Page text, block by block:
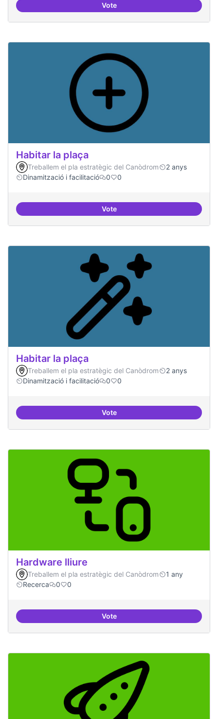
VoteGrupos de trabajo para impulsar
Habitar la plaça
Treballem el pla estratègic del Canòdrom
2 anys
Dinamització i facilitació
0 0
VoteHabitar la plaça
Habitar la plaça
Treballem el pla estratègic del Canòdrom
2 anys
Dinamització i facilitació
0 0
VoteHabitar la plaça
Hardware lliure
Treballem el pla estratègic del Canòdrom
1 any
Recerca
0 0
VoteHardware lliure